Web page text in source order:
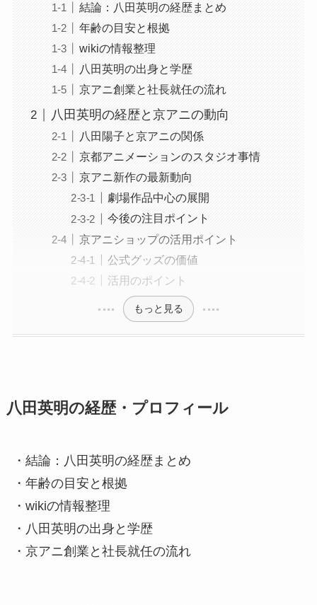
結論：八田英明の経歴まとめ
年齢の目安と根拠
wikiの情報整理
八田英明の出身と学歴
京アニ創業と社長就任の流れ
八田英明の経歴と京アニの動向
八田陽子と京アニの関係
京都アニメーションのスタジオ事情
京アニ新作の最新動向
劇場作品中心の展開
今後の注目ポイント
京アニショップの活用ポイント
公式グッズの価値
活用のポイント
もっと見る
八田英明の経歴・プロフィール
・結論：八田英明の経歴まとめ
・年齢の目安と根拠
・wikiの情報整理
・八田英明の出身と学歴
・京アニ創業と社長就任の流れ